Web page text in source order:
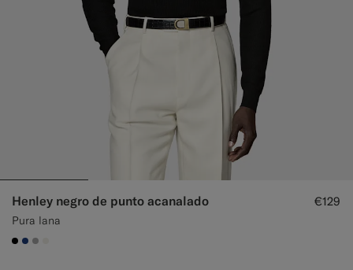
Henley negro de punto acanalado
Pura lana
€129
#000000
#1C3D7A
#ACACAC